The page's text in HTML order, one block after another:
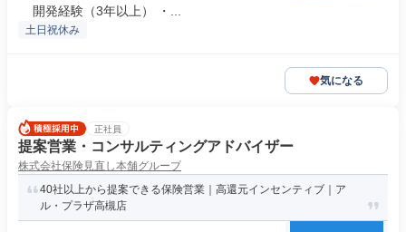
開発経験（3年以上） ・...
土日祝休み
気になる
正社員
提案営業・コンサルティングアドバイザー
株式会社保険見直し本舗グループ
40社以上から提案できる保険営業｜高還元インセンティブ｜ア
ル・プラザ高槻店